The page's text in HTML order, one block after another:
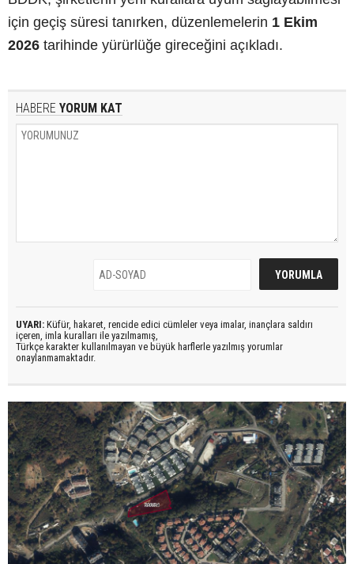
için geçiş süresi tanırken, düzenlemelerin 1 Ekim
2026 tarihinde yürürlüğe gireceğini açıkladı.
HABERE YORUM KAT
UYARI: Küfür, hakaret, rencide edici cümleler veya imalar, inançlara saldırı
içeren, imla kuralları ile yazılmamış,
Türkçe karakter kullanılmayan ve büyük harflerle yazılmış yorumlar
onaylanmamaktadır.